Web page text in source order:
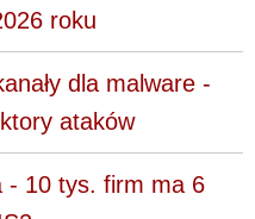
roku
dla malware -
ataków
- 10 tys. firm ma 6